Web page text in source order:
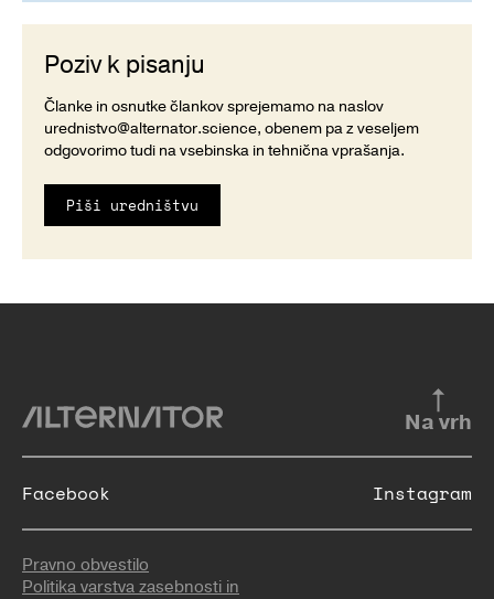
Poziv k pisanju
Članke in osnutke člankov sprejemamo na naslov
urednistvo@alternator.science, obenem pa z veseljem
odgovorimo tudi na vsebinska in tehnična vprašanja.
Piši uredništvu
Na vrh
Pravno obvestilo
Politika varstva zasebnosti in
Facebook Instagram